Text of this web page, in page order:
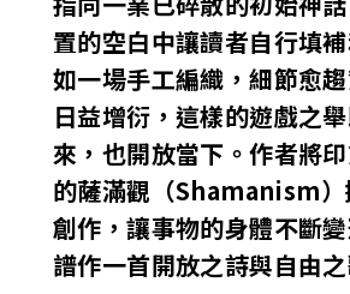
置的空白中讓讀者自行填
如一場手工編織，細節愈
日益增衍，這樣的遊戲之
來，也開放當下。作者將
的薩滿觀（Shamanism）
創作，讓事物的身體不斷變
譜作一首開放之詩與自由之